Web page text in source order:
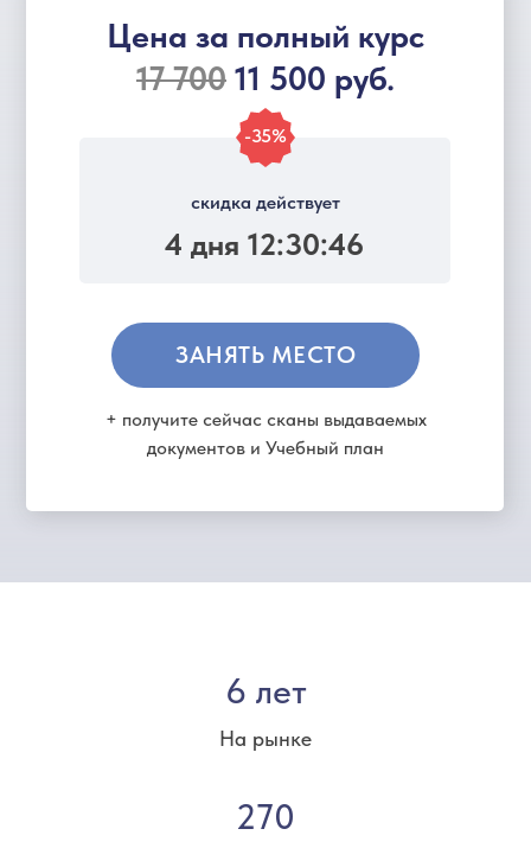
Цена за полный курс
17 700 11 500 руб.
+ получите сейчас сканы выдаваемых
документов и Учебный план
ЗАНЯТЬ МЕСТО
4 дня 12:30:46
скидка действует
-35%
6 лет
На рынке
270